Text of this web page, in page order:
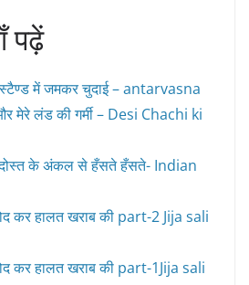
पढ़ें
में जमकर चुदाई – antarvasna
मेरे लंड की गर्मी – Desi Chachi ki
दोस्त के अंकल से हँसते हँसते- Indian
कर हालत खराब की part-2 Jija sali
कर हालत खराब की part-1Jija sali